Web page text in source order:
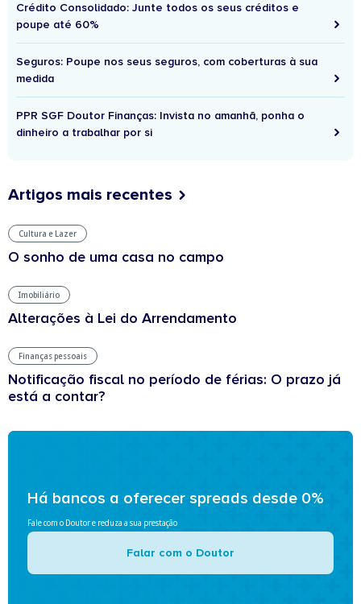
Crédito Consolidado: Junte todos os seus créditos e
poupe até 60%
Seguros: Poupe nos seus seguros, com coberturas à sua
medida
PPR SGF Doutor Finanças: Invista no amanhã, ponha o
dinheiro a trabalhar por si
Artigos mais recentes
Cultura e Lazer
O sonho de uma casa no campo
Imobiliário
Alterações à Lei do Arrendamento
Finanças pessoais
Notificação fiscal no período de férias: O prazo já
está a contar?
Há bancos a oferecer spreads desde 0%
Fale com o Doutor e reduza a sua prestação
Falar com o Doutor